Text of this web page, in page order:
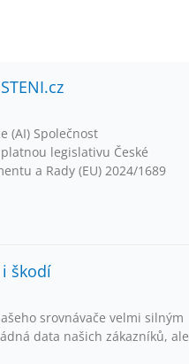
(AI) Společnost
legislativu České
a Rady (EU) 2024/1689
škodí
srovnávače velmi silným
data našich zákazníků, ale